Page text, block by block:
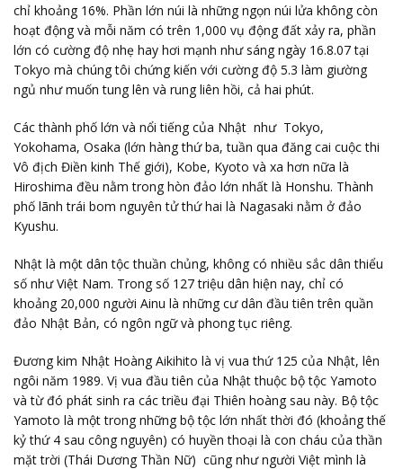
chỉ khoảng 16%. Phần lớn núi là những ngọn núi lửa không còn
hoạt động và mỗi năm có trên 1,000 vụ động đất xảy ra, phần
lớn có cường độ nhẹ hay hơi mạnh như sáng ngày 16.8.07 tại
Tokyo mà chúng tôi chứng kiến với cường độ 5.3 làm giường
ngủ như muốn tung lên và rung liên hồi, cả hai phút.
Các thành phố lớn và nổi tiếng của Nhật như Tokyo,
Yokohama, Osaka (lớn hàng thứ ba, tuần qua đăng cai cuộc thi
Vô địch Điền kinh Thế giới), Kobe, Kyoto và xa hơn nữa là
Hiroshima đều nằm trong hòn đảo lớn nhất là Honshu. Thành
phố lãnh trái bom nguyên tử thứ hai là Nagasaki nằm ở đảo
Kyushu.
Nhật là một dân tộc thuần chủng, không có nhiều sắc dân thiểu
số như Việt Nam. Trong số 127 triệu dân hiện nay, chỉ có
khoảng 20,000 người Ainu là những cư dân đầu tiên trên quần
đảo Nhật Bản, có ngôn ngữ và phong tục riêng.
Đương kim Nhật Hoàng Aikihito là vị vua thứ 125 của Nhật, lên
ngôi năm 1989. Vị vua đầu tiên của Nhật thuộc bộ tộc Yamoto
và từ đó phát sinh ra các triều đại Thiên hoàng sau này. Bộ tộc
Yamoto là một trong những bộ tộc lớn nhất thời đó (khoảng thế
kỷ thứ 4 sau công nguyên) có huyền thoại là con cháu của thần
mặt trời (Thái Dương Thần Nữ) cũng như người Việt mình là